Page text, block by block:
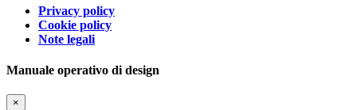
Privacy policy
Cookie policy
Note legali
Manuale operativo di design
×